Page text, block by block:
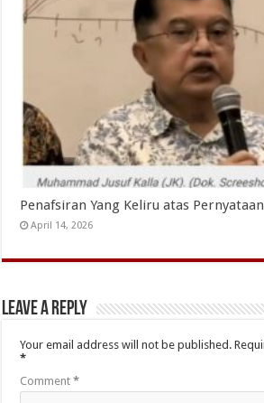
Penafsiran Yang Keliru atas Pernyataan
April 14, 2026
Leave a Reply
Your email address will not be published.
*
Comment*